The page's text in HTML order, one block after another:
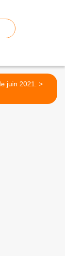
Dessin de juin 2021. >